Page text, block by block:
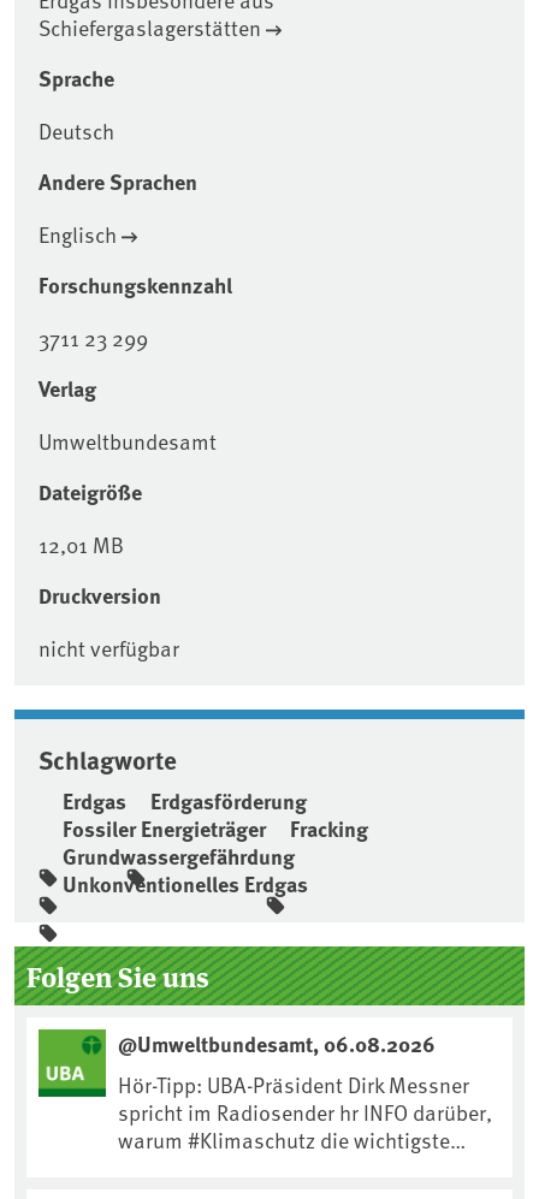
Schiefergaslagerstätten
Sprache
Deutsch
Andere Sprachen
Englisch
Forschungskennzahl
3711 23 299
Verlag
Umweltbundesamt
Dateigröße
12,01 MB
Druckversion
nicht verfügbar
Schlagworte
Erdgas
Erdgasförderung
Fossiler Energieträger
Fracking
Grundwassergefährdung
Unkonventionelles Erdgas
Seitenleiste
Folgen Sie uns
@Umweltbundesamt, 06.08.2026
Hör-Tipp: UBA-Präsident Dirk Messner
spricht im Radiosender hr INFO darüber,
warum #Klimaschutz die wichtigste